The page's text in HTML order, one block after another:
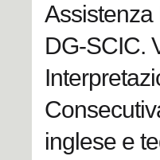
DG-SCIC.
inglese e